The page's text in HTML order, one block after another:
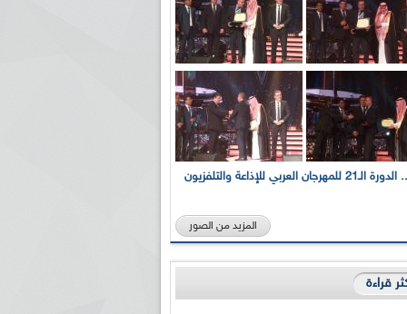
بالصور... الدورة الـ21 للمهرجان العربي للإذاعة والتلفزيون
المزيد من الصور
قراءة